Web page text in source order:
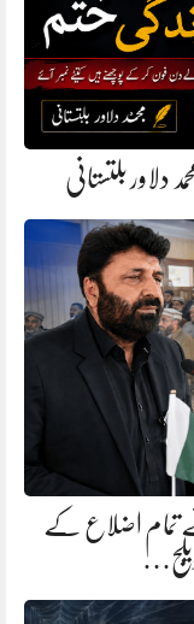
بلتستانی
تمام اضلاع کے